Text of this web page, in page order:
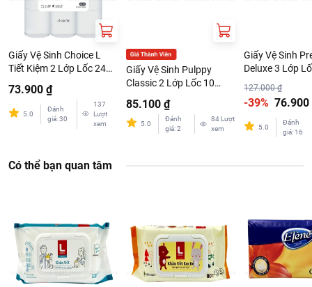
Giấy Vệ Sinh Choice L
Tiết Kiệm 2 Lớp Lốc 24
73.900 ₫
5.0
Đánh
giá:30
137
Lượt
xem
Giấy Vệ Sinh Pulppy
Classic 2 Lớp Lốc 10
85.100 ₫
5.0
Đánh
giá:2
84 Lượt
xem
Giấy Vệ Sinh
Deluxe 3 Lớp
Cuộn
127.000 ₫
-39% 76.900
5.0
Đánh
giá: 16
Có thể bạn quan tâm